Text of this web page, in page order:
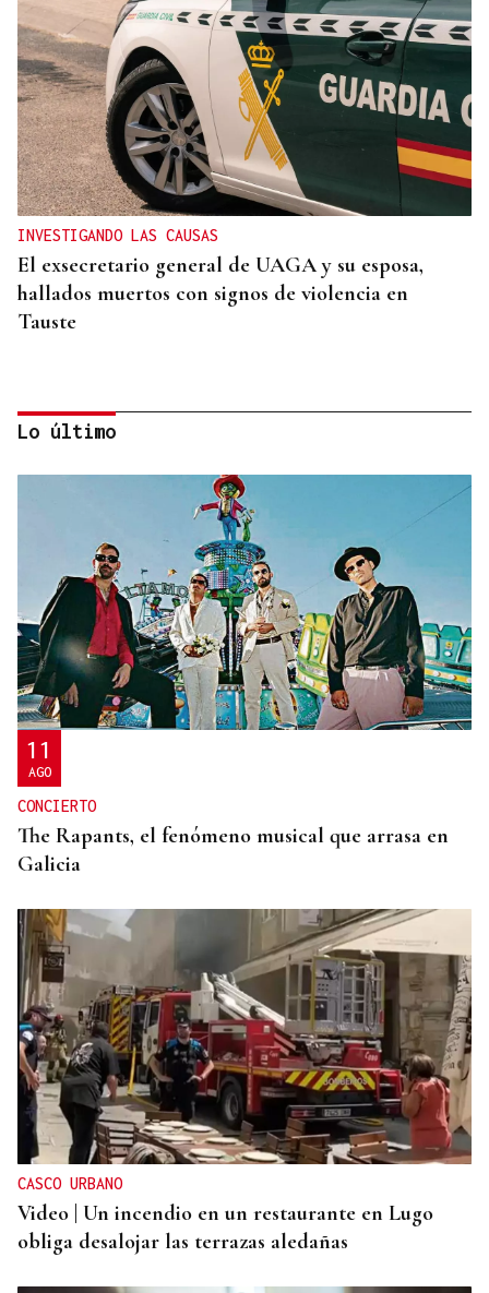
INVESTIGANDO LAS CAUSAS
El exsecretario general de UAGA y su esposa,
hallados muertos con signos de violencia en
Tauste
INCENDIO EN UN BARRANCO
Unos 200 efectivos combaten el incendio de Tírig,
que ya roza las 400 hectáreas
Lo último
11
AGO
CONCIERTO
The Rapants, el fenómeno musical que arrasa en
Galicia
CASCO URBANO
Video | Un incendio en un restaurante en Lugo
obliga desalojar las terrazas aledañas